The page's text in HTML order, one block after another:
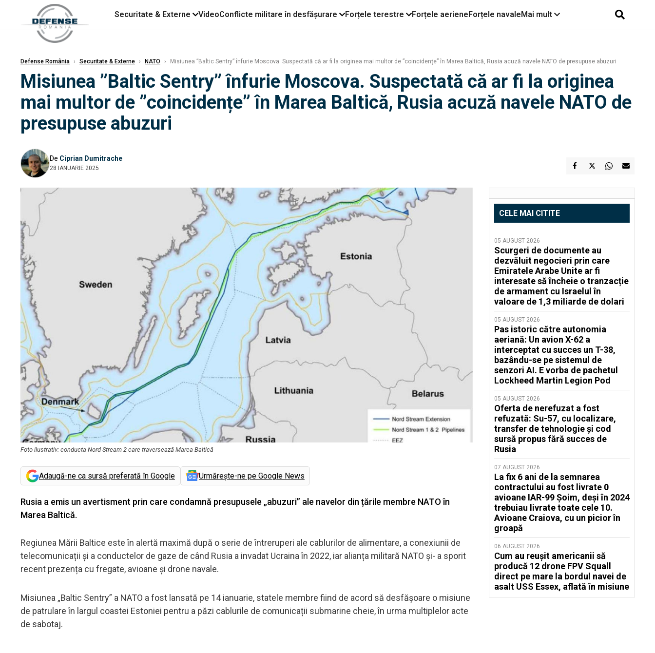
Securitate & Externe VideoConflicte militare în desfășurare Forțele terestre Forțele aerieneForțele navaleMai mult
Defense România › Securitate & Externe › NATO › Misiunea ”Baltic Sentry” înfurie Moscova. Suspectată că ar fi la originea mai multor de ”coincidențe” în Marea Baltică, Rusia acuză navele NATO de presupuse abuzuri
Misiunea ”Baltic Sentry” înfurie Moscova. Suspectată că ar fi la originea
mai multor de ”coincidențe” în Marea Baltică, Rusia acuză navele NATO de
presupuse abuzuri
De Ciprian Dumitrache
28 IANUARIE 2025
Foto ilustrativ: conducta Nord Stream 2 care traversează Marea Baltică
Adaugă-ne ca sursă preferată în Google Urmărește-ne pe Google News
Rusia a emis un avertisment prin care condamnă presupusele „abuzuri” ale navelor din țările membre NATO în
Marea Baltică.
Regiunea Mării Baltice este în alertă maximă după o serie de întreruperi ale cablurilor de alimentare, a conexiunii de
telecomunicații și a conductelor de gaze de când Rusia a invadat Ucraina în 2022, iar alianța militară NATO și- a sporit
recent prezența cu fregate, avioane și drone navale.
Misiunea „Baltic Sentry” a NATO a fost lansată pe 14 ianuarie, statele membre fiind de acord să desfășoare o misiune
de patrulare în largul coastei Estoniei pentru a păzi cablurile de comunicații submarine cheie, în urma multiplelor acte
de sabotaj.
CELE MAI CITITE
05 AUGUST 2026
Scurgeri de documente au
dezvăluit negocieri prin care
Emiratele Arabe Unite ar fi
interesate să încheie o tranzacție
de armament cu Israelul în
valoare de 1,3 miliarde de dolari
05 AUGUST 2026
Pas istoric către autonomia
aeriană: Un avion X-62 a
interceptat cu succes un T-38,
bazându-se pe sistemul de
senzori AI. E vorba de pachetul
Lockheed Martin Legion Pod
05 AUGUST 2026
Oferta de nerefuzat a fost
refuzată: Su-57, cu localizare,
transfer de tehnologie și cod
sursă propus fără succes de
Rusia
07 AUGUST 2026
La fix 6 ani de la semnarea
contractului au fost livrate 0
avioane IAR-99 Șoim, deși în 2024
trebuiau livrate toate cele 10.
Avioane Craiova, cu un picior în
groapă
06 AUGUST 2026
Cum au reușit americanii să
producă 12 drone FPV Squall
direct pe mare la bordul navei de
asalt USS Essex, aflată în misiune